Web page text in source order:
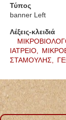
Τύπος
banner Left
Λέξεις-κλειδιά
ΙΑΤΡΕΙΟ,
ΣΤΑΜΟΥΛΗΣ,